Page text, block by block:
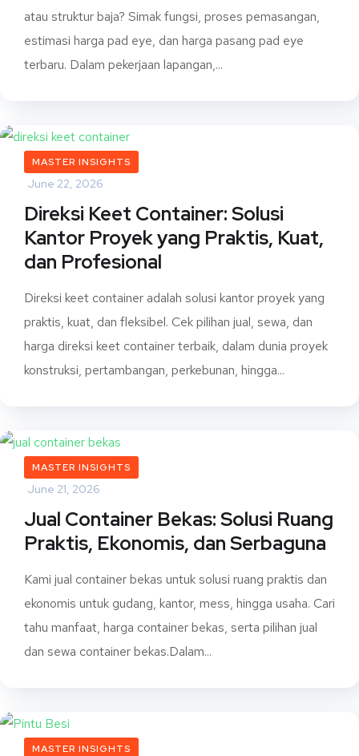
atau struktur baja? Simak fungsi, proses pemasangan,
estimasi harga pad eye, dan harga pasang pad eye
terbaru. Dalam pekerjaan lapangan,...
MASTER INSIGHTS
June 22, 2026
Direksi Keet Container: Solusi
Kantor Proyek yang Praktis, Kuat,
dan Profesional
Direksi keet container adalah solusi kantor proyek yang
praktis, kuat, dan fleksibel. Cek pilihan jual, sewa, dan
harga direksi keet container terbaik, dalam dunia proyek
konstruksi, pertambangan, perkebunan, hingga...
MASTER INSIGHTS
June 21, 2026
Jual Container Bekas: Solusi Ruang
Praktis, Ekonomis, dan Serbaguna
Kami jual container bekas untuk solusi ruang praktis dan
ekonomis untuk gudang, kantor, mess, hingga usaha. Cari
tahu manfaat, harga container bekas, serta pilihan jual
dan sewa container bekas.Dalam...
MASTER INSIGHTS